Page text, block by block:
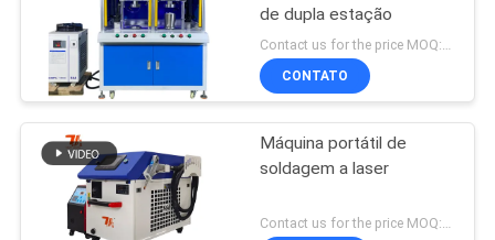
de dupla estação
CONTATO
Máquina portátil de
soldagem a laser
Contact us for the price MOQ:1 conjunto